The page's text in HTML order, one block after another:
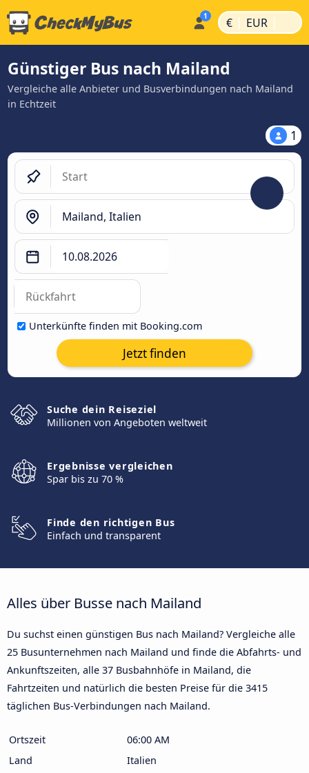
€ | EUR |
Günstiger Bus nach Mailand
Vergleiche alle Anbieter und Busverbindungen nach Mailand
in Echtzeit
1
Unterkünfte finden mit Booking.com
Jetzt finden
Suche dein Reiseziel
Millionen von Angeboten weltweit
Ergebnisse vergleichen
Spar bis zu 70 %
Finde den richtigen Bus
Einfach und transparent
Alles über Busse nach Mailand
Du suchst einen günstigen Bus nach Mailand? Vergleiche alle
25 Busunternehmen nach Mailand und finde die Abfahrts- und
Ankunftszeiten, alle 37 Busbahnhöfe in Mailand, die
Fahrtzeiten und natürlich die besten Preise für die 3415
täglichen Bus-Verbindungen nach Mailand.
Ortszeit
06:00 AM
Land
Italien